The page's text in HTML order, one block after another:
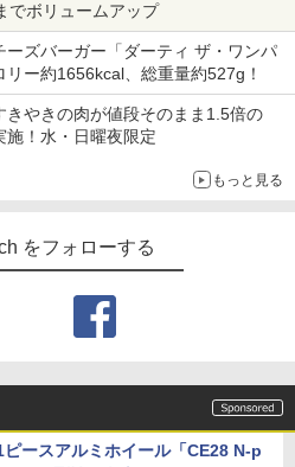
でボリュームアップ
ズバーガー「ダーティ ザ・ワンパ
ー約1656kcal、総重量約527g！
やきの肉が値段そのまま1.5倍の
施！水・日曜夜限定
もっと見る
をフォローする
ピースアルミホイール「CE28 N-p